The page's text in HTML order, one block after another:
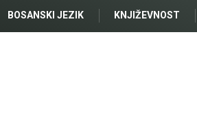
BOSANSKI JEZIK KNJIŽEVNOST